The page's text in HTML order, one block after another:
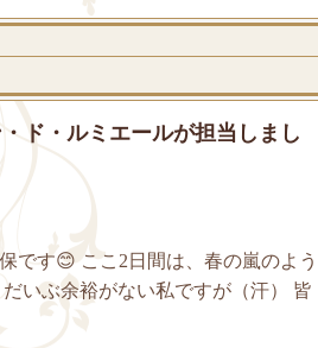
ド・ルミエールが担当しまし
です😊 ここ2日間は、春の嵐のよう
いぶ余裕がない私ですが（汗） 皆